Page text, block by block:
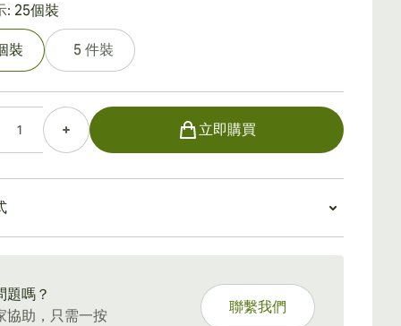
: 25個裝
裝 5 件裝
立即購買
題嗎？
協助，只需一按
聯繫我們